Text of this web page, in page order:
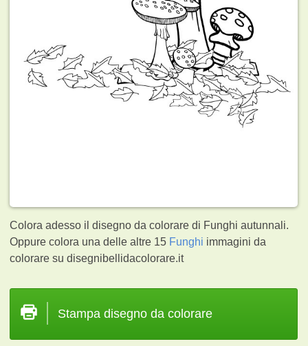
Colora adesso il disegno da colorare di Funghi autunnali.
Oppure colora una delle altre 15 Funghi immagini da
colorare su disegnibellidacolorare.it
Stampa disegno da colorare